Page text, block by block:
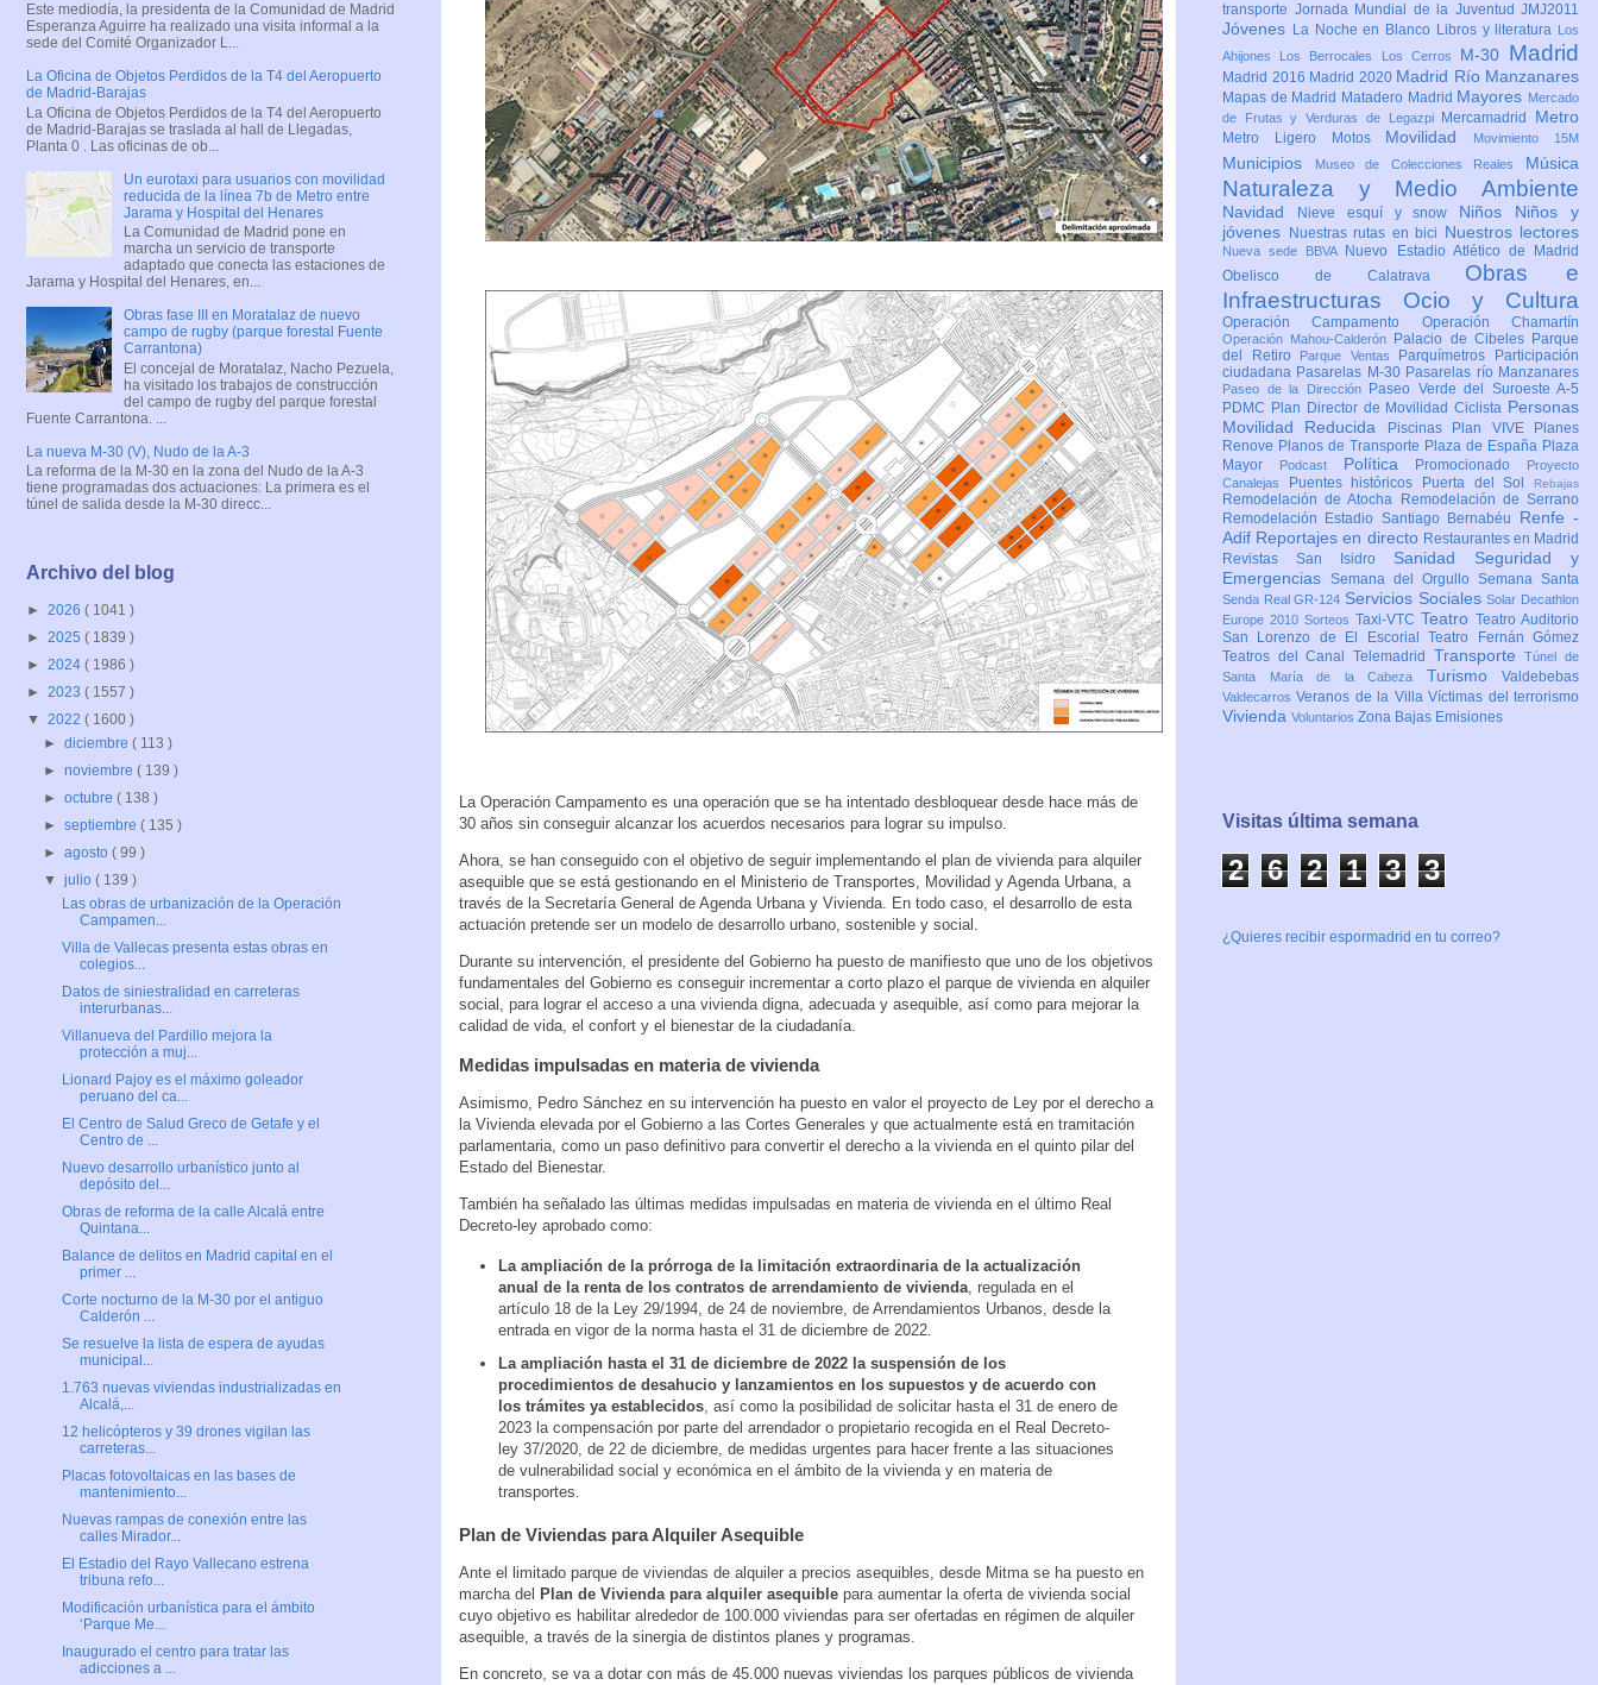
La Operación Campamento es una operación que se ha intentado desbloquear desde hace más de
30 años sin conseguir alcanzar los acuerdos necesarios para lograr su impulso.
Ahora, se han conseguido con el objetivo de seguir implementando el plan de vivienda para alquiler
asequible que se está gestionando en el Ministerio de Transportes, Movilidad y Agenda Urbana, a
través de la Secretaría General de Agenda Urbana y Vivienda. En todo caso, el desarrollo de esta
actuación pretende ser un modelo de desarrollo urbano, sostenible y social.
Durante su intervención, el presidente del Gobierno ha puesto de manifiesto que uno de los objetivos
fundamentales del Gobierno es conseguir incrementar a corto plazo el parque de vivienda en alquiler
social, para lograr el acceso a una vivienda digna, adecuada y asequible, así como para mejorar la
calidad de vida, el confort y el bienestar de la ciudadanía.
Medidas impulsadas en materia de vivienda
Asimismo, Pedro Sánchez en su intervención ha puesto en valor el proyecto de Ley por el derecho a
la Vivienda elevada por el Gobierno a las Cortes Generales y que actualmente está en tramitación
parlamentaria, como un paso definitivo para convertir el derecho a la vivienda en el quinto pilar del
Estado del Bienestar.
También ha señalado las últimas medidas impulsadas en materia de vivienda en el último Real
Decreto-ley aprobado como:
La ampliación de la prórroga de la limitación extraordinaria de la actualización
anual de la renta de los contratos de arrendamiento de vivienda, regulada en el
artículo 18 de la Ley 29/1994, de 24 de noviembre, de Arrendamientos Urbanos, desde la
entrada en vigor de la norma hasta el 31 de diciembre de 2022.
La ampliación hasta el 31 de diciembre de 2022 la suspensión de los
procedimientos de desahucio y lanzamientos en los supuestos y de acuerdo con
los trámites ya establecidos, así como la posibilidad de solicitar hasta el 31 de enero de
2023 la compensación por parte del arrendador o propietario recogida en el Real Decreto-
ley 37/2020, de 22 de diciembre, de medidas urgentes para hacer frente a las situaciones
de vulnerabilidad social y económica en el ámbito de la vivienda y en materia de
transportes.
Plan de Viviendas para Alquiler Asequible
Ante el limitado parque de viviendas de alquiler a precios asequibles, desde Mitma se ha puesto en
marcha del Plan de Vivienda para alquiler asequible para aumentar la oferta de vivienda social
cuyo objetivo es habilitar alrededor de 100.000 viviendas para ser ofertadas en régimen de alquiler
asequible, a través de la sinergia de distintos planes y programas.
En concreto, se va a dotar con más de 45.000 nuevas viviendas los parques públicos de vivienda
Este mediodía, la presidenta de la Comunidad de Madrid
Esperanza Aguirre ha realizado una visita informal a la
sede del Comité Organizador L...
La Oficina de Objetos Perdidos de la T4 del Aeropuerto
de Madrid-Barajas
La Oficina de Objetos Perdidos de la T4 del Aeropuerto
de Madrid-Barajas se traslada al hall de Llegadas,
Planta 0 . Las oficinas de ob...
Un eurotaxi para usuarios con movilidad
reducida de la línea 7b de Metro entre
Jarama y Hospital del Henares
La Comunidad de Madrid pone en
marcha un servicio de transporte
adaptado que conecta las estaciones de
Jarama y Hospital del Henares, en...
Obras fase III en Moratalaz de nuevo
campo de rugby (parque forestal Fuente
Carrantona)
El concejal de Moratalaz, Nacho Pezuela,
ha visitado los trabajos de construcción
del campo de rugby del parque forestal
Fuente Carrantona. ...
La nueva M-30 (V), Nudo de la A-3
La reforma de la M-30 en la zona del Nudo de la A-3
tiene programadas dos actuaciones: La primera es el
túnel de salida desde la M-30 direcc...
Archivo del blog
► 2026 ( 1041 )
► 2025 ( 1839 )
► 2024 ( 1986 )
► 2023 ( 1557 )
▼ 2022 ( 1600 )
►diciembre( 113 )
►noviembre( 139 )
►octubre( 138 )
►septiembre( 135 )
►agosto( 99 )
▼julio( 139 )
Las obras de urbanización de la Operación
Campamen...
Villa de Vallecas presenta estas obras en
colegios...
Datos de siniestralidad en carreteras
interurbanas...
Villanueva del Pardillo mejora la
protección a muj...
Lionard Pajoy es el máximo goleador
peruano del ca...
El Centro de Salud Greco de Getafe y el
Centro de ...
Nuevo desarrollo urbanístico junto al
depósito del...
Obras de reforma de la calle Alcalá entre
Quintana...
Balance de delitos en Madrid capital en el
primer ...
Corte nocturno de la M-30 por el antiguo
Calderón ...
Se resuelve la lista de espera de ayudas
municipal...
1.763 nuevas viviendas industrializadas en
Alcalá,...
12 helicópteros y 39 drones vigilan las
carreteras...
Placas fotovoltaicas en las bases de
mantenimiento...
Nuevas rampas de conexión entre las
calles Mirador...
El Estadio del Rayo Vallecano estrena
tribuna refo...
Modificación urbanística para el ámbito
‘Parque Me...
Inaugurado el centro para tratar las
adicciones a ...
transporte Jornada Mundial de la Juventud JMJ2011
Jóvenes La Noche en Blanco Libros y literatura
Los
Ahijones
Los Berrocales Los Cerros M-30 Madrid
Madrid 2016 Madrid 2020 Madrid Río Manzanares
Mapas de Madrid Matadero Madrid Mayores Mercado
de Frutas y Verduras de Legazpi
Mercamadrid Metro
Metro Ligero Motos Movilidad Movimiento 15M
Municipios Museo de Colecciones Reales Música
Naturaleza y Medio Ambiente
Navidad Nieve esquí y snow Niños Niños y
jóvenes
Nuestras rutas en bici Nuestros lectores
Nueva sede BBVA
Nuevo Estadio Atlético de Madrid
Obelisco de Calatrava Obras e
Infraestructuras Ocio y Cultura
Operación Campamento Operación Chamartín
Operación Mahou-Calderón Palacio de Cibeles Parque
del Retiro
Parque Ventas Parquímetros
Participación
ciudadana Pasarelas M-30 Pasarelas río Manzanares
Paseo de la Dirección
Paseo Verde del Suroeste A-5
PDMC Plan Director de Movilidad Ciclista Personas
Movilidad Reducida
Piscinas Plan VIVE
Planes
Renove Planos de Transporte Plaza de España Plaza
Mayor
Podcast Política Promocionado
Proyecto
Canalejas
Puentes históricos Puerta del Sol Rebajas
Remodelación de Atocha
Remodelación de Serrano
Remodelación Estadio Santiago Bernabéu Renfe -
Adif Reportajes en directo Restaurantes en Madrid
Revistas San Isidro Sanidad Seguridad y
Emergencias Semana del Orgullo Semana Santa
Senda Real GR-124 Servicios SocialesSolar Decathlon
Europe 2010 Sorteos Taxi-VTC Teatro Teatro Auditorio
San Lorenzo de El EscorialTeatro Fernán Gómez
Teatros del Canal Telemadrid TransporteTúnel de
Santa María de la Cabeza Turismo Valdebebas
ValdecarrosVeranos de la VillaVíctimas del terrorismo
Vivienda Voluntarios Zona Bajas Emisiones
Visitas última semana
2 6 2 1 3 3
¿Quieres recibir espormadrid en tu correo?